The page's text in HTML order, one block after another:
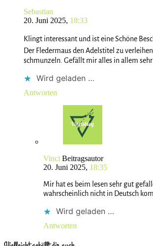
Sebastian
20. Juni 2025, 18:33
Klingt interessant und ist eine Schöne
Der Fledermaus den Adelstitel zu
schmunzeln. Gefällt mir alles in allem
Wird geladen …
Antworten
Vinci Beitragsautor
20. Juni 2025, 18:35
Mir hat es beim lesen sehr gut
wahrscheinlich nicht in Deutsch
Wird geladen …
Antworten